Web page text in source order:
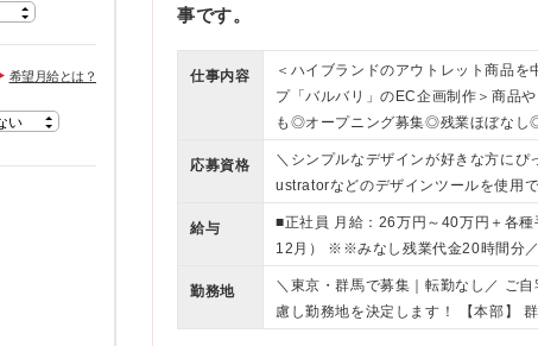
希望月給とは？
事です。
仕事内容
＜ハイブランドのアウトレット商品を
プ「バルバリ」のEC企画制作＞商品
も◎オープニング募集◎残業ほぼなし
応募資格
＼シンプルなデザインが好きな方にぴ
ustratorなどのデザインツールを使用
の実務経験がある方、または強い意
んな方にぴったりです！＞ ◎自分のア
変わっていく手応え」を感じたい方 ◎
仕事にチャレンジしてみたい方 ◎ビ
を知ることに魅力を感じる方
給与
■正社員 月給：26万円～40万円＋各種
12月） ※※みなし残業代金20時間分
ております。超過分は別途支給。 ■パ
真撮影・撮影コンテンツ制作など、実
だきます！ 時給：1500円～2000円 ※
勤務地
＼東京・群馬で募集｜転勤なし／ ご
慮し勤務地を決定します！ 【本部】